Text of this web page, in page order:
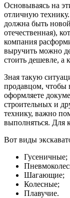
Основываясь на
отличную технику.
должна быть
отечественная),
компания
выручить можно
стоить дешевле, а
Зная такую
продавцом, чтобы
оформляете
строительных и
технику, важно
выполняться. Для
Вот виды
Гусеничные;
Шагающие;
Колесные;
Плавучие.